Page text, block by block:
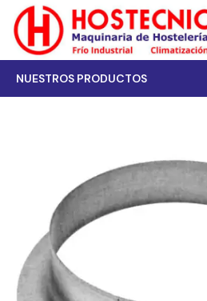
NUESTROS PRODUCTOS